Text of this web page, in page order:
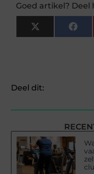
Goed artikel? Deel
X
(Twitter)
Deel dit: